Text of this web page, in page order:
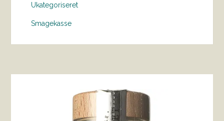
Ukategoriseret
Smagekasse